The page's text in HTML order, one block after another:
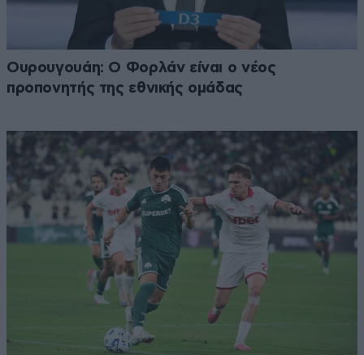
Ουρουγουάη: Ο Φορλάν είναι ο νέος
προπονητής της εθνικής ομάδας